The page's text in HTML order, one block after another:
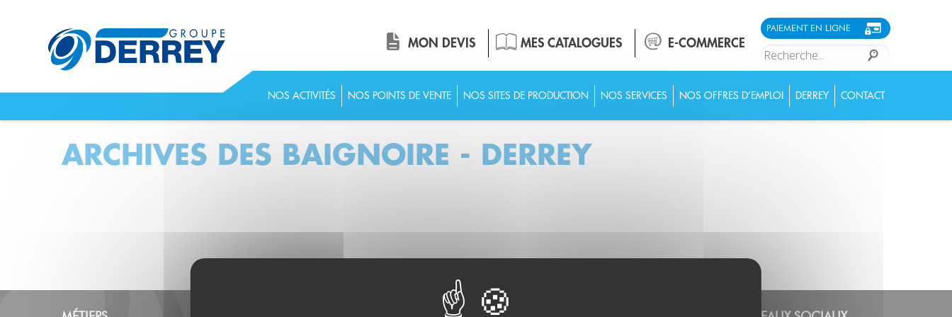
MON DEVIS MES CATALOGUES E-COMMERCE
PAIEMENT EN LIGNE
NOS ACTIVITÉS NOS POINTS DE VENTE NOS SITES DE PRODUCTION NOS SERVICES NOS OFFRES D’EMPLOI DERREY CONTACT
ARCHIVES DES BAIGNOIRE - DERREY